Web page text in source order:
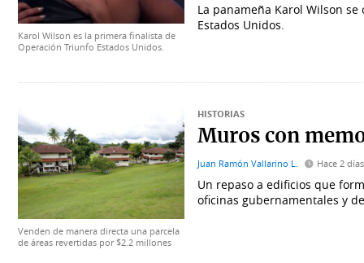
Karol Wilson es la primera finalista de
Operación Triunfo Estados Unidos.
La panameña Karol Wilson
Estados Unidos.
Venden de manera directa una parcela
de áreas revertidas por $2.2 millones
HISTORIAS
Muros con
Juan Ramón Vallarino L. Hace 2 días
Un repaso a edificios que
oficinas gubernamentales y